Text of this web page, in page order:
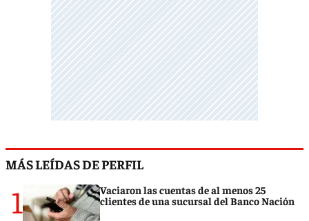
MÁS LEÍDAS DE PERFIL
1
Vaciaron las cuentas de al menos 25
clientes de una sucursal del Banco Nación